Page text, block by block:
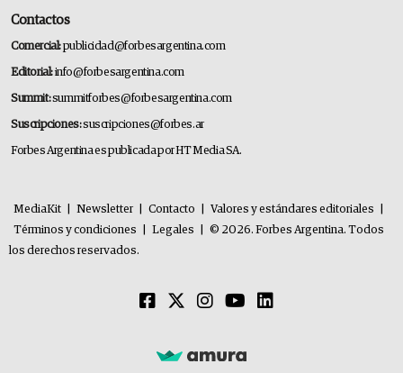
Contactos
Comercial:publicidad@forbesargentina.com
Editorial:info@forbesargentina.com
Summit:summitforbes@forbesargentina.com
Suscripciones:suscripciones@forbes.ar
Forbes Argentina es publicada por HT Media SA.
MediaKit Newsletter Contacto Valores y estándares editoriales
Términos y condiciones
Legales
© 2026. Forbes Argentina. Todos
los derechos reservados.